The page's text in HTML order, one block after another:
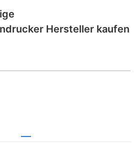
Hersteller kaufen